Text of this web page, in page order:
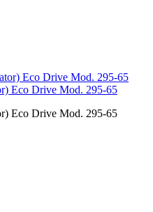
Eco Drive Mod. 295-65
Eco Drive Mod. 295-65